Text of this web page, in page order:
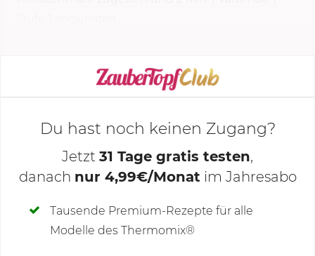
KOCHMODUS STARTEN
Deine Notizen
Du hast noch keinen Zugang?
Jetzt 31 Tage gratis testen,
danach nur 4,99€/Monat im Jahresabo
Tausende Premium-Rezepte für alle
Modelle des Thermomix®